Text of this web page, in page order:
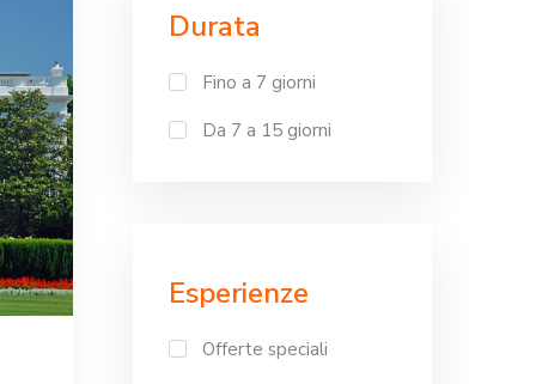
Durata
Fino a 7 giorni
Da 7 a 15 giorni
Esperienze
Offerte speciali